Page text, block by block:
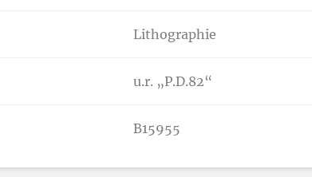
Lithographie
u.r. „P.D.82“
B15955